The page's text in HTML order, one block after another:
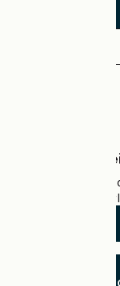
Was ist
Accueil Vélo
Radfahrer im
Ich